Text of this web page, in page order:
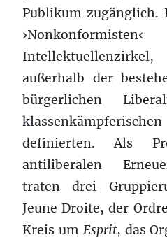
Publikum zugänglich.
außerhalb der
bürgerlichen
definierten. Als
antiliberalen
traten drei
Jeune Droite, der
Kreis um Esprit, das